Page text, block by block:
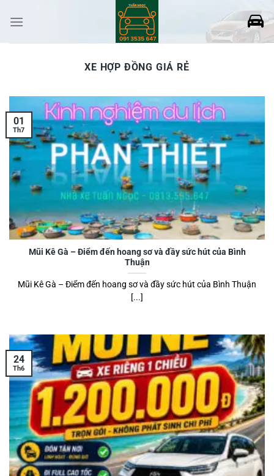
XE HỢP ĐỒNG GIÁ RẺ
Mũi Kê Gà – Điểm đến hoang sơ và đầy sức hút của Bình
Thuận
Mũi Kê Gà – Điểm đến hoang sơ và đầy sức hút của Bình Thuận
[...]
01
Th7
24
Th6